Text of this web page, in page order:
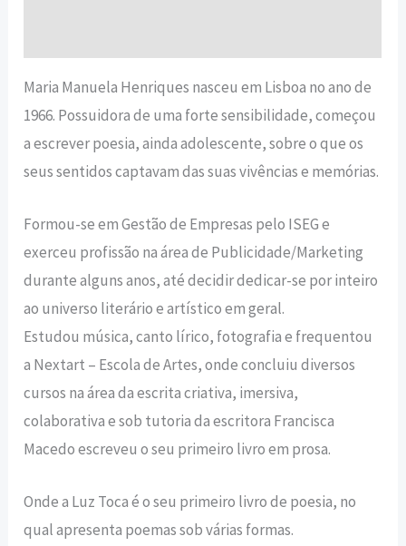
Maria Manuela Henriques nasceu em Lisboa no ano de
1966. Possuidora de uma forte sensibilidade, começou
a escrever poesia, ainda adolescente, sobre o que os
seus sentidos captavam das suas vivências e memórias.
Formou-se em Gestão de Empresas pelo ISEG e
exerceu profissão na área de Publicidade/Marketing
durante alguns anos, até decidir dedicar-se por inteiro
ao universo literário e artístico em geral.
Estudou música, canto lírico, fotografia e frequentou
a Nextart – Escola de Artes, onde concluiu diversos
cursos na área da escrita criativa, imersiva,
colaborativa e sob tutoria da escritora Francisca
Macedo escreveu o seu primeiro livro em prosa.
Onde a Luz Toca é o seu primeiro livro de poesia, no
qual apresenta poemas sob várias formas.